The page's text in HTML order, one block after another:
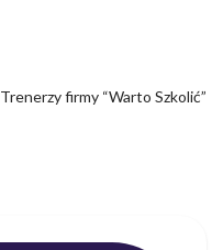
Trenerzy firmy “Warto Szkolić”